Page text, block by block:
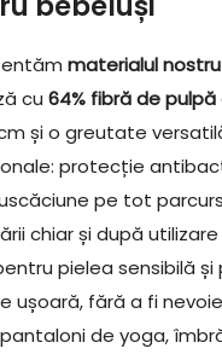
materialul
cu 64% fibră de pulpă
și o greutate
protecție
pe tot
chiar și după
pielea sensibilă
ușoară, fără a fi
de yoga,